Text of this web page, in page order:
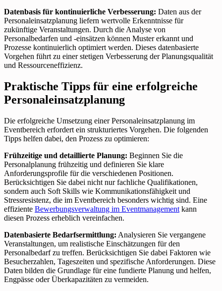
Datenbasis für kontinuierliche Verbesserung: Daten aus der
Personaleinsatzplanung liefern wertvolle Erkenntnisse für
zukünftige Veranstaltungen. Durch die Analyse von
Personalbedarfen und -einsätzen können Muster erkannt und
Prozesse kontinuierlich optimiert werden. Dieses datenbasierte
Vorgehen führt zu einer stetigen Verbesserung der Planungsqualität
und Ressourceneffizienz.
Praktische Tipps für eine erfolgreiche
Personaleinsatzplanung
Die erfolgreiche Umsetzung einer Personaleinsatzplanung im
Eventbereich erfordert ein strukturiertes Vorgehen. Die folgenden
Tipps helfen dabei, den Prozess zu optimieren:
Frühzeitige und detaillierte Planung: Beginnen Sie die
Personalplanung frühzeitig und definieren Sie klare
Anforderungsprofile für die verschiedenen Positionen.
Berücksichtigen Sie dabei nicht nur fachliche Qualifikationen,
sondern auch Soft Skills wie Kommunikationsfähigkeit und
Stressresistenz, die im Eventbereich besonders wichtig sind. Eine
effiziente Bewerbungsverwaltung im Eventmanagement kann
diesen Prozess erheblich vereinfachen.
Datenbasierte Bedarfsermittlung: Analysieren Sie vergangene
Veranstaltungen, um realistische Einschätzungen für den
Personalbedarf zu treffen. Berücksichtigen Sie dabei Faktoren wie
Besucherzahlen, Tageszeiten und spezifische Anforderungen. Diese
Daten bilden die Grundlage für eine fundierte Planung und helfen,
Engpässe oder Überkapazitäten zu vermeiden.